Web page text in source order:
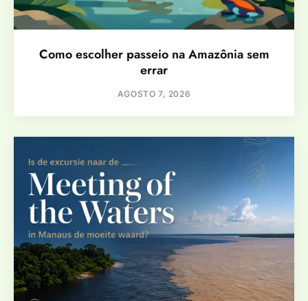
Como escolher passeio na Amazônia sem
errar
AGOSTO 7, 2026